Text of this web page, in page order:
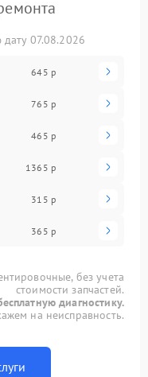
07.08.2026
645 р
765 р
465 р
1365 р
315 р
365 р
без учета
стоимости запчастей.
диагностику.
на неисправность.